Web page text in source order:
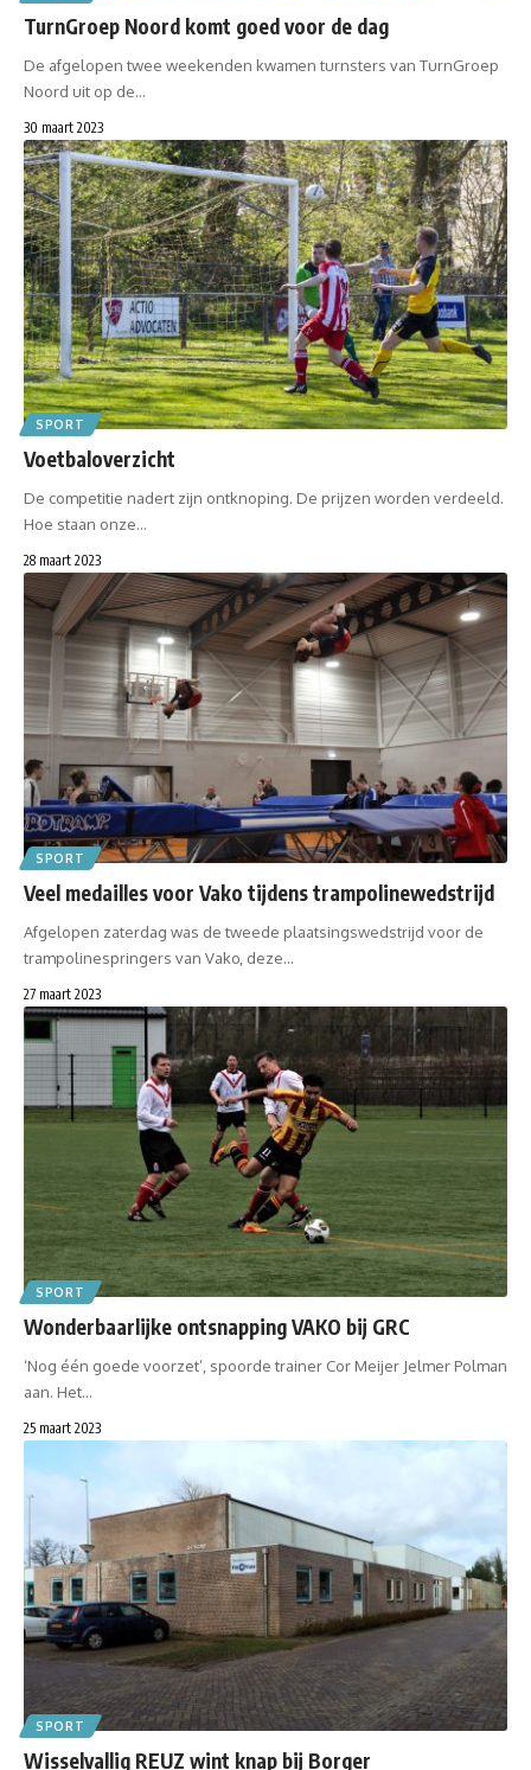
TurnGroep Noord komt goed voor de dag
De afgelopen twee weekenden kwamen turnsters van TurnGroep
Noord uit op de…
30 maart 2023
SPORT
Voetbaloverzicht
De competitie nadert zijn ontknoping. De prijzen worden verdeeld.
Hoe staan onze…
28 maart 2023
SPORT
Veel medailles voor Vako tijdens trampolinewedstrijd
Afgelopen zaterdag was de tweede plaatsingswedstrijd voor de
trampolinespringers van Vako, deze…
27 maart 2023
SPORT
Wonderbaarlijke ontsnapping VAKO bij GRC
‘Nog één goede voorzet’, spoorde trainer Cor Meijer Jelmer Polman
aan. Het…
25 maart 2023
SPORT
Wisselvallig REUZ wint knap bij Borger